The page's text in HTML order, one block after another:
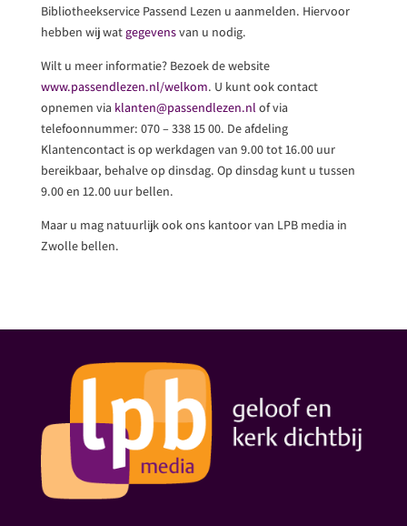
Bibliotheekservice Passend Lezen u aanmelden. Hiervoor
hebben wij watgegevensvan u nodig.
Wilt u meer informatie? Bezoek de website
www.passendlezen.nl/welkom. U kunt ook contact
opnemen via klanten@passendlezen.nl of via
telefoonnummer: 070 – 338 15 00. De afdeling
Klantencontact is op werkdagen van 9.00 tot 16.00 uur
bereikbaar, behalve op dinsdag. Op dinsdag kunt u tussen
9.00 en 12.00 uur bellen.
Maar u mag natuurlijk ook ons kantoor van LPB media in
Zwolle bellen.